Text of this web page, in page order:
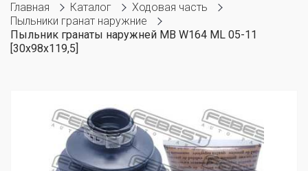
Главная Каталог
Ходовая часть
Пыльники гранат наружние
Пыльник гранаты наружней MB W164 ML 05-11
[30x98x119,5]